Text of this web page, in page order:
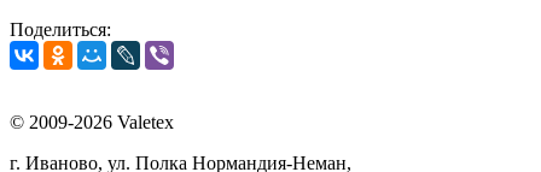
Поделиться:
© 2009-2026 Valetex
г. Иваново, ул. Полка Нормандия-Неман,